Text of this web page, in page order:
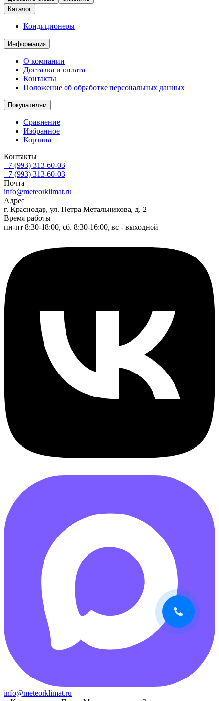
Каталог
Кондиционеры
Информация
О компании
Доставка и оплата
Контакты
Положение об обработке персональных данных
Покупателям
Сравнение
Избранное
Корзина
Контакты
+7 (993) 313-60-03
+7 (993) 313-60-03
Почта
info@meteorklimat.ru
Адрес
г. Краснодар, ул. Петра Метальникова, д. 2
Время работы
пн-пт 8:30-18:00, сб. 8:30-16:00, вс - выходной
info@meteorklimat.ru